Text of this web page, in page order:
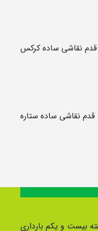
نقاشی ساده کرکس
نقاشی ساده ستاره
بیست و یکم بارداری